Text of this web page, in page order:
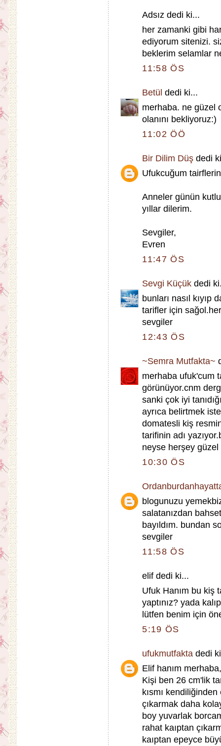
Adsız dedi ki...
her zamanki gibi
ediyorum sitenizi.
beklerim selamlar
11:58 ÖS
Betül dedi ki...
merhaba. ne güzel
olanını bekliyoruz:)
11:02 ÖÖ
Bir Dilim Düş dedi
Ufukcuğum
Anneler günün
yıllar dilerim.
Sevgiler,
Evren
11:47 ÖS
Sevgi Küçük dedi
bunları nasıl
tarifler için
sevgiler
12:43 ÖS
~Semra Mutfakta~
merhaba ufuk'cum
görünüyor.cnm
sanki çok iyi
ayrıca belirtmek
domatesli kiş
tarifinin adı
neyse herşey
10:30 ÖS
blogunuzu
salatanızdan
bayıldım. bundan
sevgiler
11:58 ÖS
elif dedi ki...
Ufuk Hanım bu kiş
yaptınız? yada
lütfen benim için
5:19 ÖS
ufukmutfakta dedi
Elif hanım
Kişi ben 26 cm'lik
kısmı kendiliğinden
çıkarmak daha
boy yuvarlak
rahat kaıptan
kaıptan epeyce